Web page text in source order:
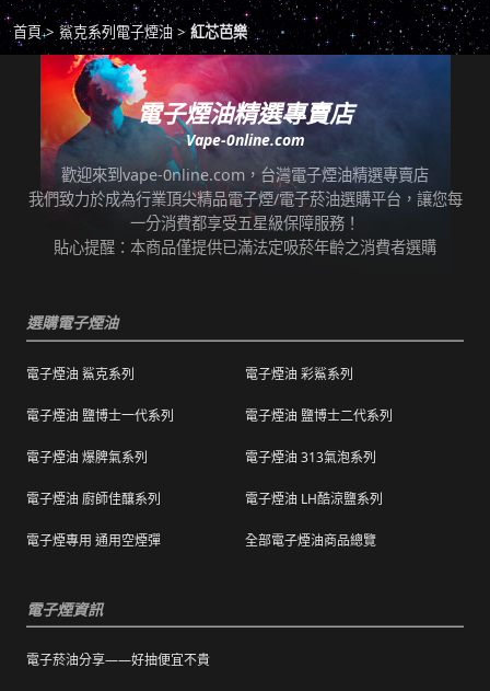
*提示2：至便利店付款並取貨者，請確認您提
交訂單時的暱稱與包裹是否一致，順利付款後
即可取貨。
*提示3：使用超商到店未取貨者，或會影響
「超商取貨信用」而導致無法再次使用超商取
貨服務，請顧客及時前往取貨。
任何運輸配送方式皆有發生延誤之可能，我們
保證訂單成立後會在24小時內出貨，但無法保
證物流配送零機率延遲。
統更新時間，會有所出入）
海外運送：
海外顧客如需訂購，請聯絡客服中心協助海外
商品若有任何瑕疵問題，請拍照/錄影並聯絡本
站客服，以利於退/換貨保固處理。
七天鑑賞期內有任何非人為問題，可免費退/換
貨。超過七天鑑賞期後若要退/換全新未拆封非
瑕疵商品，將收取總金額的20%服務費，並需
自行承擔來回運費。
本站所有商品在運送途中均有可能因為壓力改
變而造成滲漏問題，如發現滲漏，請拍照/錄影
並聯絡客服進行免費退換。有其他疑慮請聯絡
客服。
裝上黏貼紙張或書寫文字。
購買之商品若符合促銷活動（ 如滿減、免運等
有非人為造成的破壞、損毀或不完整的商品瑕
首頁 鯊克系列電子煙油 紅芯芭樂
電子煙油精選專賣店
Vape-0nline.com
歡迎來到vape-0nline.com，台灣電子煙油精選專賣店
我們致力於成為行業頂尖精品電子煙/電子菸油選購平台，讓您每
一分消費都享受五星級保障服務！
貼心提醒：本商品僅提供已滿法定吸菸年齡之消費者選購
選購電子煙油
電子煙油 鯊克系列 電子煙油 彩鯊系列
電子煙油 鹽博士一代系列 電子煙油 鹽博士二代系列
電子煙油 爆脾氣系列 電子煙油 313氣泡系列
電子煙油 廚師佳釀系列 電子煙油 LH酷涼鹽系列
電子煙專用 通用空煙彈 全部電子煙油商品總覽
電子煙資訊
電子菸油分享——好抽便宜不貴